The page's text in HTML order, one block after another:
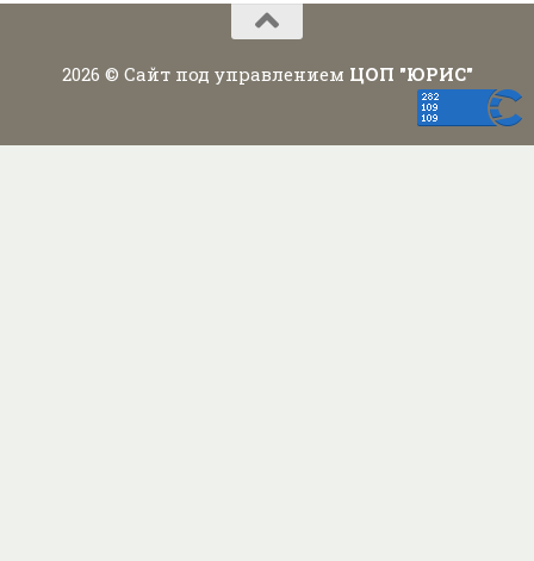
2026 © Сайт под управлением ЦОП "ЮРИС"